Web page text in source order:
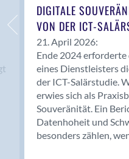
Bolligen
Bonaduz
Bonstetten
Bottighofen
Bremgarten bei Bern
Brig-Glis
Bronschhofen
Brugg
DIGITALE
VON DER ICT-
21. April 2026:
Ende 2024
eines Dienstleisters
der ICT-Salärstudie.
erwies sich als
Souveränität. Ein
Datenhoheit und
besonders zählen,